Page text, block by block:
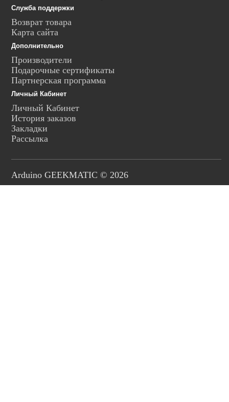
Служба поддержки
Возврат товара
Карта сайта
Дополнительно
Производители
Подарочные сертификаты
Партнерская программа
Личный Кабинет
Личный Кабинет
История заказов
Закладки
Рассылка
Arduino GEEKMATIC © 2026